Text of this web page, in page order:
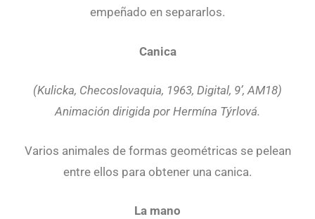
empeñado en separarlos.
Canica
(Kulicka, Checoslovaquia, 1963, Digital, 9’, AM18)
Animación dirigida por Hermína Týrlová.
Varios animales de formas geométricas se pelean
entre ellos para obtener una canica.
La mano